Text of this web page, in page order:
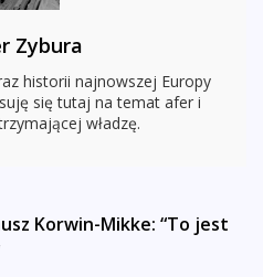
Kamerami?
[WIDEO]
Zybura
historii najnowszej Europy
się tutaj na temat afer i
władzę.
Korwin-Mikke: “To jest